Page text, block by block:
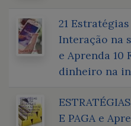
21
Interação na
e Aprenda 10
dinheiro na
E PAGA e